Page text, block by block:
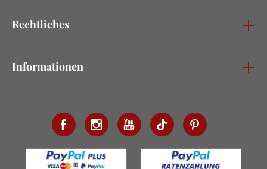
Rechtliches
Informationen